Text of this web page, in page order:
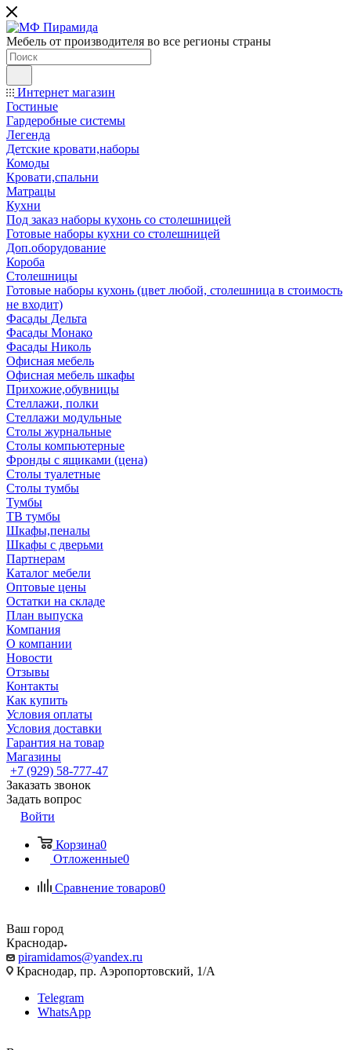
Мебель от производителя во все регионы страны
Интернет магазин
Гостиные
Гардеробные системы
Легенда
Детские кровати,наборы
Комоды
Кровати,спальни
Матрацы
Кухни
Под заказ наборы кухонь со столешницей
Готовые наборы кухни со столешницей
Доп.оборудование
Короба
Столешницы
Готовые наборы кухонь (цвет любой, столешница в стоимость
не входит)
Фасады Дельта
Фасады Монако
Фасады Николь
Офисная мебель
Офисная мебель шкафы
Прихожие,обувницы
Стеллажи, полки
Стеллажи модульные
Столы журнальные
Столы компьютерные
Фронды с ящиками (цена)
Столы туалетные
Столы тумбы
Тумбы
ТВ тумбы
Шкафы,пеналы
Шкафы с дверьми
Партнерам
Каталог мебели
Оптовые цены
Остатки на складе
План выпуска
Компания
О компании
Новости
Отзывы
Контакты
Как купить
Условия оплаты
Условия доставки
Гарантия на товар
Магазины
+7 (929) 58-777-47
Заказать звонок
Задать вопрос
Войти
Корзина0
Отложенные0
Сравнение товаров0
Ваш город
Краснодар
piramidamos@yandex.ru
Краснодар, пр. Аэропортовский, 1/А
Telegram
WhatsApp